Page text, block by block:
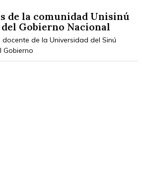
de la comunidad Unisinú
Gobierno Nacional
de la Universidad del Sinú
Gobierno